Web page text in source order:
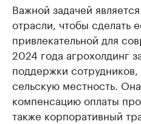
Важной задачей
отрасли, чтобы сделать
привлекательной для
2024 года агрохолдинг
поддержки
сельскую местность.
компенсацию оплаты
также корпоративный